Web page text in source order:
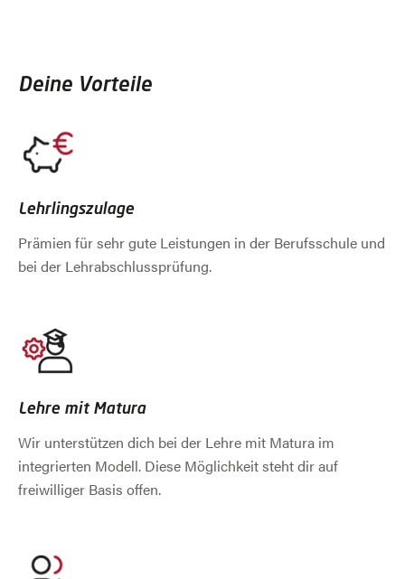
Deine Vorteile
Lehrlingszulage
Prämien für sehr gute Leistungen in der Berufsschule und
bei der Lehrabschlussprüfung.
Lehre mit Matura
Wir unterstützen dich bei der Lehre mit Matura im
integrierten Modell. Diese Möglichkeit steht dir auf
freiwilliger Basis offen.